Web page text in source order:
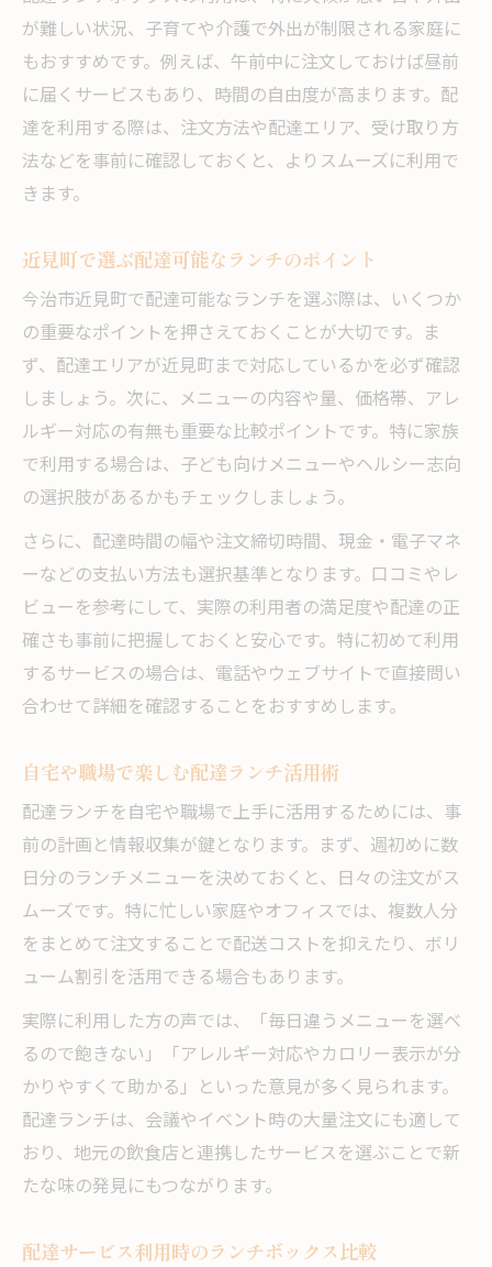
が難しい状況、子育てや介護で外出が制限される家庭に
もおすすめです。例えば、午前中に注文しておけば昼前
に届くサービスもあり、時間の自由度が高まります。配
達を利用する際は、注文方法や配達エリア、受け取り方
法などを事前に確認しておくと、よりスムーズに利用で
きます。
近見町で選ぶ配達可能なランチのポイント
今治市近見町で配達可能なランチを選ぶ際は、いくつか
の重要なポイントを押さえておくことが大切です。ま
ず、配達エリアが近見町まで対応しているかを必ず確認
しましょう。次に、メニューの内容や量、価格帯、アレ
ルギー対応の有無も重要な比較ポイントです。特に家族
で利用する場合は、子ども向けメニューやヘルシー志向
の選択肢があるかもチェックしましょう。
さらに、配達時間の幅や注文締切時間、現金・電子マネ
ーなどの支払い方法も選択基準となります。口コミやレ
ビューを参考にして、実際の利用者の満足度や配達の正
確さも事前に把握しておくと安心です。特に初めて利用
するサービスの場合は、電話やウェブサイトで直接問い
合わせて詳細を確認することをおすすめします。
自宅や職場で楽しむ配達ランチ活用術
配達ランチを自宅や職場で上手に活用するためには、事
前の計画と情報収集が鍵となります。まず、週初めに数
日分のランチメニューを決めておくと、日々の注文がス
ムーズです。特に忙しい家庭やオフィスでは、複数人分
をまとめて注文することで配送コストを抑えたり、ボリ
ューム割引を活用できる場合もあります。
実際に利用した方の声では、「毎日違うメニューを選べ
るので飽きない」「アレルギー対応やカロリー表示が分
かりやすくて助かる」といった意見が多く見られます。
配達ランチは、会議やイベント時の大量注文にも適して
おり、地元の飲食店と連携したサービスを選ぶことで新
たな味の発見にもつながります。
配達サービス利用時のランチボックス比較